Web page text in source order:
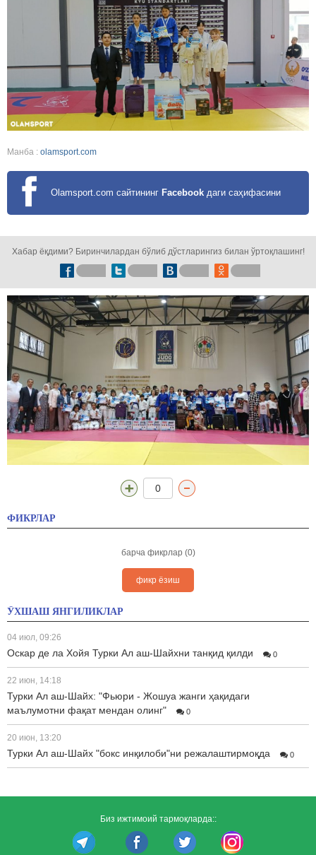
Манба : olamsport.com
Olamsport.com сайтининг Facebook даги саҳифасини
Хабар ёқдими? Биринчилардан бўлиб дўстларингиз билан ўртоқлашинг!
0
ФИКРЛАР
барча фикрлар (0)
фикр ёзиш
ЎХШАШ ЯНГИЛИКЛАР
04 июл, 09:26
Оскар де ла Хойя Турки Ал аш-Шайхни танқид қилди 0
22 июн, 14:18
Турки Ал аш-Шайх: "Фьюри - Жошуа жанги ҳақидаги
маълумотни фақат мендан олинг"
0
20 июн, 13:20
Турки Ал аш-Шайх "бокс инқилоби"ни режалаштирмоқда 0
Биз ижтимоий тармоқларда::